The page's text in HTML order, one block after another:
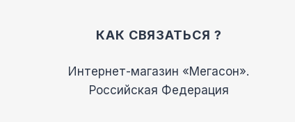
КАК СВЯЗАТЬСЯ ?
Интернет-магазин «Мегасон».
Российская Федерация